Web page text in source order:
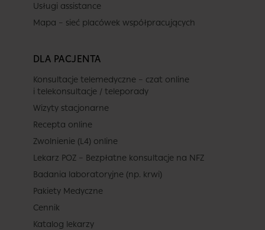
Usługi assistance
Mapa – sieć placówek współpracujących
DLA PACJENTA
Konsultacje telemedyczne – czat online
i telekonsultacje / teleporady
Wizyty stacjonarne
Recepta online
Zwolnienie (L4) online
Lekarz POZ – Bezpłatne konsultacje na NFZ
Badania laboratoryjne (np. krwi)
Pakiety Medyczne
Cennik
Katalog lekarzy